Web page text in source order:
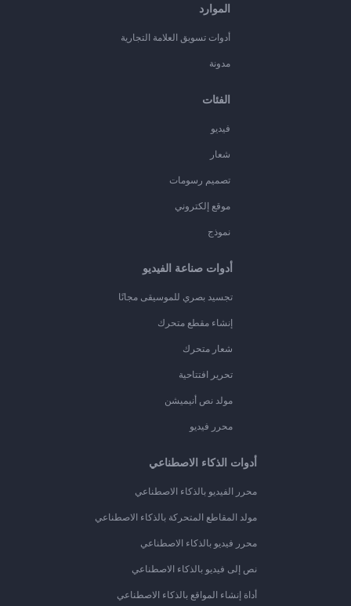
الموارد
أدوات تسويق العلامة التجارية
مدونة
الفئات
فيديو
شعار
تصميم رسومات
موقع إلكتروني
نموذج
أدوات صناعة الفيديو
تجسيد بصري للموسيقى مجانًا
إنشاء مقطع متحرك
شعار متحرك
تحرير افتتاحية
مولد نص أنيميشن
محرر فيديو
أدوات الذكاء الاصطناعي
محرر الفيديو بالذكاء الاصطناعي
مولد المقاطع المتحركة بالذكاء الاصطناعي
محرر فيديو بالذكاء الاصطناعي
نص إلى فيديو بالذكاء الاصطناعي
أداة إنشاء المواقع بالذكاء الاصطناعي